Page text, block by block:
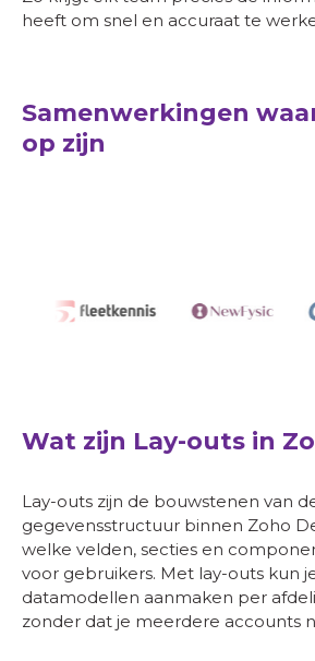
heeft om snel en accuraat te
Samenwerkingen
op zijn
Wat zijn Lay-outs in
Lay-outs zijn de bouwstenen van
gegevensstructuur binnen Zoho
welke velden, secties en
voor gebruikers. Met lay-outs kun
datamodellen aanmaken per
zonder dat je meerdere accounts